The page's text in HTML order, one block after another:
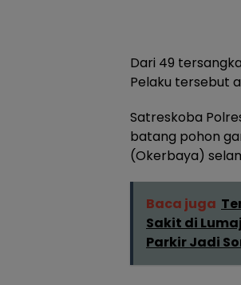
Dari 49
Pelaku tersebut
Satreskoba
batang pohon
(Okerbaya)
Baca juga
Sakit di
Parkir Jadi